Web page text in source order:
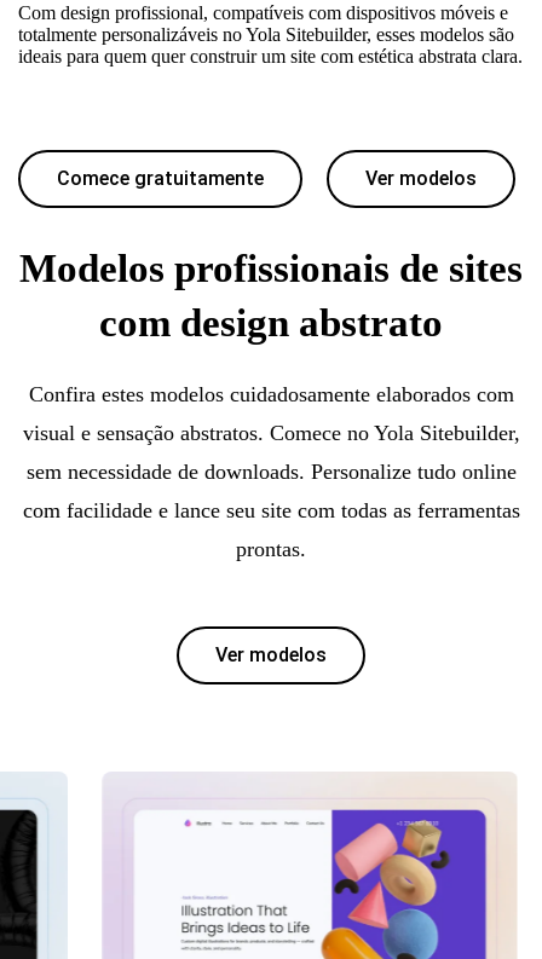
Com design profissional, compatíveis com dispositivos móveis e
totalmente personalizáveis no Yola Sitebuilder, esses modelos são
ideais para quem quer construir um site com estética abstrata clara.
Comece gratuitamente Ver modelos
Modelos profissionais de sites
com design abstrato
Confira estes modelos cuidadosamente elaborados com
visual e sensação abstratos. Comece no Yola Sitebuilder,
sem necessidade de downloads. Personalize tudo online
com facilidade e lance seu site com todas as ferramentas
prontas.
Ver modelos